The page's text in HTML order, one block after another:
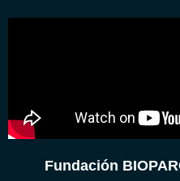
Fundación